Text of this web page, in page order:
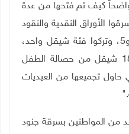
كيف تم فتحها من عدة
الأوراق النقدية والنقود
المعدنية من فئة 10 شواقل و5، وتركوا فئة شيقل واحد،
سرق جنود الاحتلال قرابة 1800 شيقل من حصالة الطفل
حاول تجميعها من العيديات
".
من المواطنين بسرقة جنود